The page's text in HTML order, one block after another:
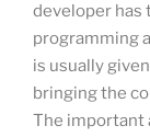
developer has
programming
is usually
bringing the
The important